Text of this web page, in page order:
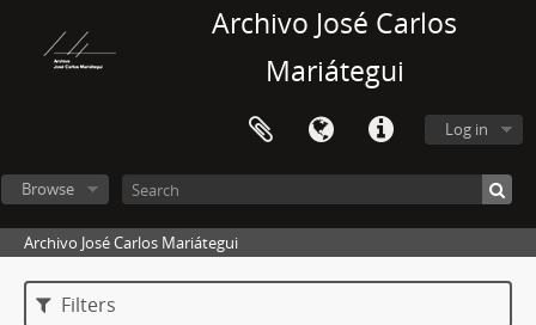
Archivo José Carlos
Mariátegui
Log in
Browse
Archivo José Carlos Mariátegui
Filters